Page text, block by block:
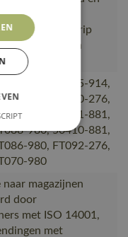
van strak
Laddergrip
verzekert u van
913, 50455-914,
276, FT090-276,
875, 50411-881,
980, 50410-881,
980, FT092-276,
980
magazijnen
door
met ISO 14001,
met